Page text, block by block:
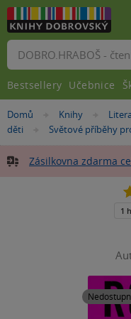
Nacházíte
se
Domů »Knihy »
děti
»
Světové příběhy
Zásilkovna zdarma
5.0
5
1
Vyhledávání
Bestsellery Učebnice